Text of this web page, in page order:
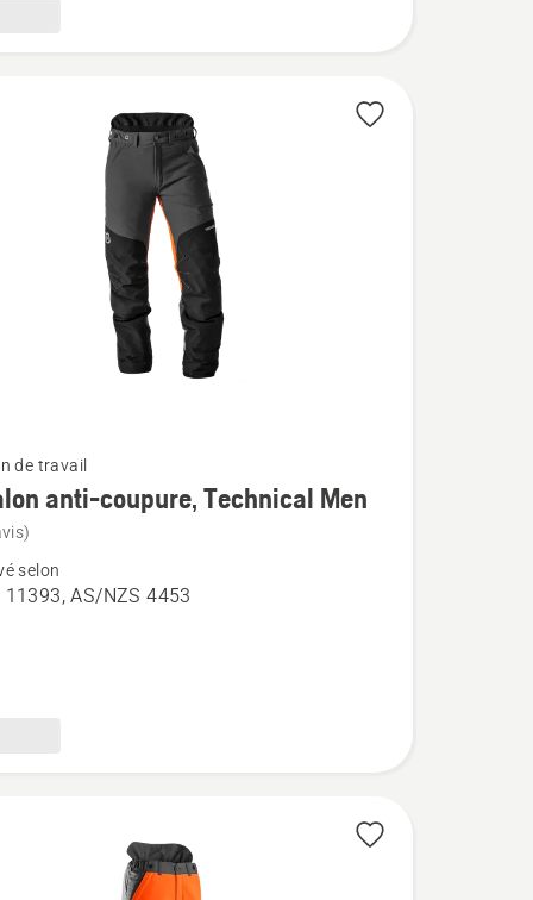
de travail
anti-coupure, Technical Men
selon
11393, AS/NZS 4453